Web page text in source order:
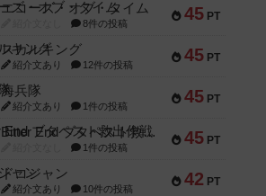
45 PT
エコーズ・オブ・タイム
8件の投稿
45 PT
スカルキング
紹介文あり 12件の投稿
45 PT
海兵隊
紹介文あり 1件の投稿
45 PT
Bitter End ブタペスト救出作戦
1件の投稿
42 PT
ドコジャン
紹介文あり 10件の投稿